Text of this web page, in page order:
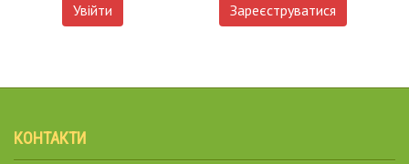
Увійти Зареєструватися
КОНТАКТИ